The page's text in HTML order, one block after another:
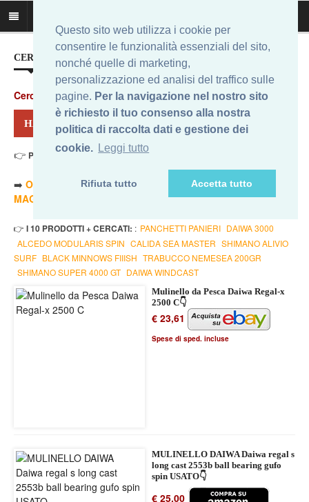
Questo sito web utilizza i cookie per
consentire le funzionalità essenziali del sito,
nonché quelle di marketing,
personalizzazione ed analisi del traffico sulle
pagine. Per la navigazione nel nostro sito
è richiesto il tuo consenso alla nostra
politica di raccolta dati e gestione dei
cookie. Leggi tutto
Rifiuta tutto Accetta tutto
CERCA IL MIGLIOR PREZZO...
Cerca
HAI CERCATO: DAIWA REGAL
👉 Prezzo Min. 23,61 Eur - Prezzo Max 202,30 Eur
➡️ ORDINA PER PREZZO MINORE
ORDINA PER PREZZO
MAGGIORE
- 🔥TUTTI
👉 I 10 PRODOTTI + CERCATI: : PANCHETTI PANIERI DAIWA 3000
ALCEDO MODULARIS SPIN CALIDA SEA MASTER SHIMANO ALIVIO
SURF BLACK MINNOWS FIIISH TRABUCCO NEMESEA 200GR
SHIMANO SUPER 4000 GT DAIWA WINDCAST
Mulinello da Pesca Daiwa Regal-x
2500 C👇
€ 23,61
Spese di sped. incluse
MULINELLO DAIWA Daiwa regal s
long cast 2553b ball bearing gufo
spin USATO👇
€ 25,00